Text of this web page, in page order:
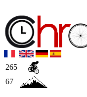
265
67